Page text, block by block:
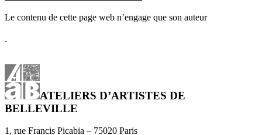
Le contenu de cette page web n’engage que son auteur
ATELIERS D’ARTISTES DE
BELLEVILLE
1, rue Francis Picabia – 75020 Paris